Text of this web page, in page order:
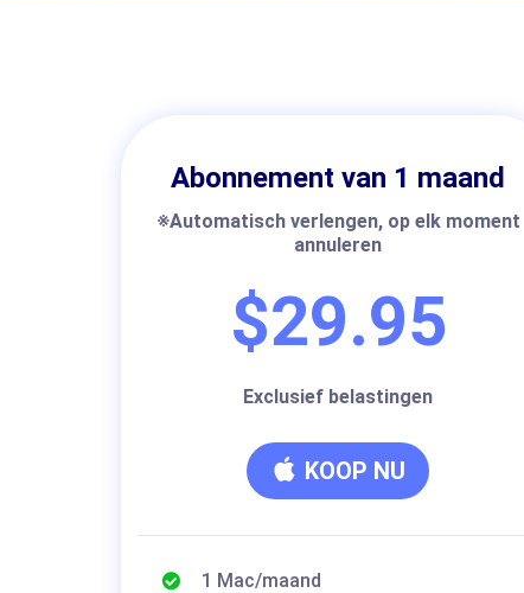
Abonnement van 1 maand
※Automatisch verlengen, op elk moment
annuleren
$29.95
Exclusief belastingen
KOOP NU
1 Mac/maand